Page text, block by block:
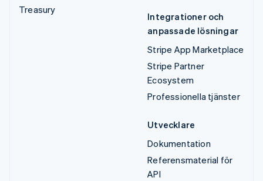
Treasury
Integrationer och
anpassade lösningar
Stripe App Marketplace
Stripe Partner
Ecosystem
Professionella tjänster
Utvecklare
Dokumentation
Referensmaterial för
API